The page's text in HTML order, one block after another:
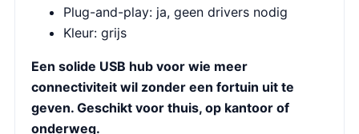
Plug-and-play: ja, geen drivers nodig
Kleur: grijs
Een solide USB hub voor wie meer
connectiviteit wil zonder een fortuin uit te
geven. Geschikt voor thuis, op kantoor of
onderweg.